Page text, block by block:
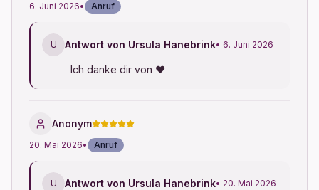
6. Juni 2026• Anruf
U Antwort von Ursula Hanebrink• 6. Juni 2026
Ich danke dir von ♥
Anonym
20. Mai 2026• Anruf
U Antwort von Ursula Hanebrink• 20. Mai 2026